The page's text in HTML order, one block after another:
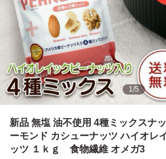
1/5
新品 無塩 油不使用 4種ミックスナ
ーモンド カシューナッツ ハイオレ
ッツ １ｋｇ 食物繊維 オメガ3